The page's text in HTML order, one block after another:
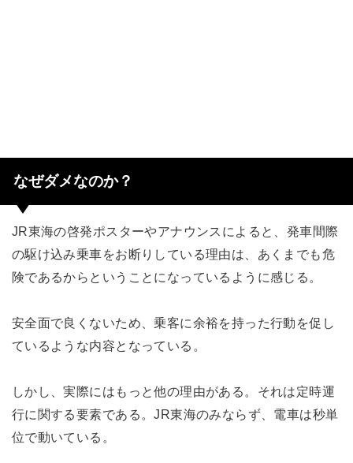
なぜダメなのか？
JR東海の啓発ポスターやアナウンスによると、発車間際
の駆け込み乗車をお断りしている理由は、あくまでも危
険であるからということになっているように感じる。
安全面で良くないため、乗客に余裕を持った行動を促し
ているような内容となっている。
しかし、実際にはもっと他の理由がある。それは定時運
行に関する要素である。JR東海のみならず、電車は秒単
位で動いている。